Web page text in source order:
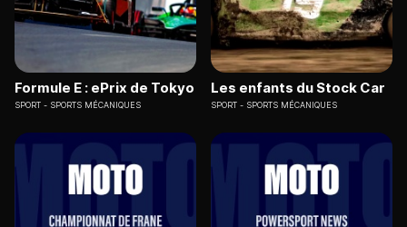
Formule E : ePrix de Tokyo
SPORT SPORTS MÉCANIQUES
Les enfants du Stock Car
SPORT SPORTS MÉCANIQUES